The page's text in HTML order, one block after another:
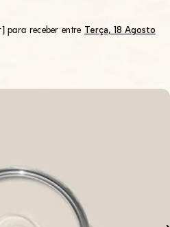
para receber entre Terça, 18 Agosto